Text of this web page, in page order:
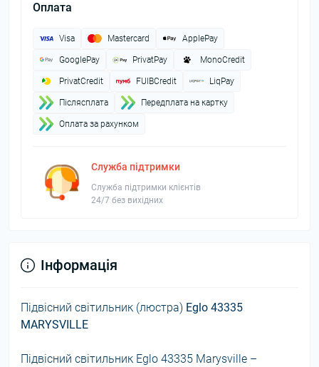
Оплата
Visa Mastercard ApplePay
GooglePay PrivatPay MonoCredit
PrivatCredit FUIBCredit LiqPay
Пiслясплата Передплата на картку
Оплата за рахунком
Служба підтримки
Служба підтримки клієнтів
24/7 без вихідних
Інформація
Підвісний світильник (люстра) Eglo 43335
MARYSVILLE
Підвісний світильник Eglo 43335 Marysville –